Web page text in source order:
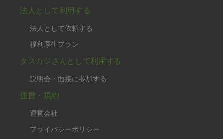
法人として利用する
法人として依頼する
福利厚生プラン
タスカジさんとして利用する
説明会・面接に参加する
運営・規約
運営会社
プライバシーポリシー